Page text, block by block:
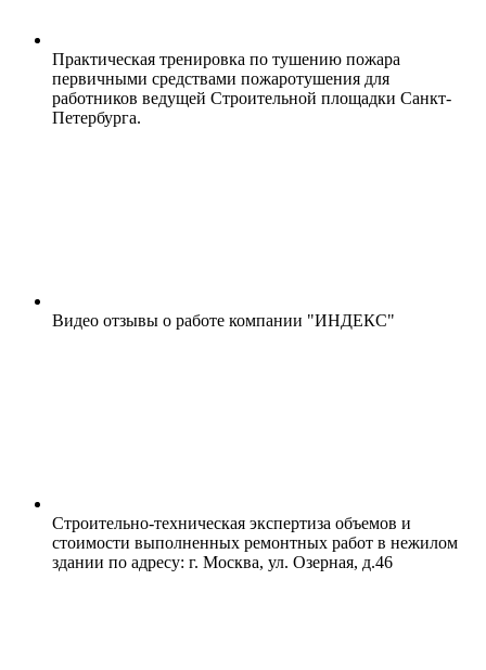
Практическая тренировка по тушению пожара
первичными средствами пожаротушения для
работников ведущей Строительной площадки Санкт-
Петербурга.
Видео отзывы о работе компании "ИНДЕКС"
Строительно-техническая экспертиза объемов и
стоимости выполненных ремонтных работ в нежилом
здании по адресу: г. Москва, ул. Озерная, д.46